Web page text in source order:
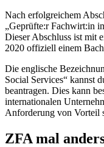
Nach erfolgreichem
„Geprüfte:r Fachwirt:in
Dieser Abschluss ist mit
2020 offiziell einem
Die englische
Social Services“ kannst
beantragen. Dies kann
internationalen
Anforderung von Vorteil
ZFA mal